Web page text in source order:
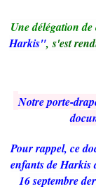
Une délégation
Harkis", s'est
Notre porte-
Pour rappel, ce
enfants de Harkis
16 septembre